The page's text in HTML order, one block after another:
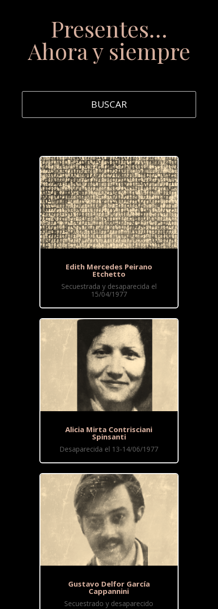
Presentes…
Ahora y siempre
Edith Mercedes Peirano
Etchetto
Secuestrada y desaparecida el
15/04/1977
Alicia Mirta Contrisciani
Spinsanti
Desaparecida el 13-14/06/1977
Gustavo Delfor García
Cappannini
Secuestrado y desaparecido